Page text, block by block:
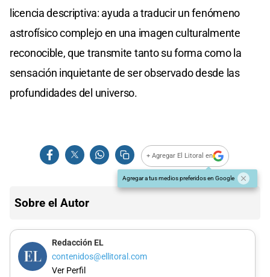
licencia descriptiva: ayuda a traducir un fenómeno
astrofísico complejo en una imagen culturalmente
reconocible, que transmite tanto su forma como la
sensación inquietante de ser observado desde las
profundidades del universo.
+ Agregar El Litoral en
Agregar a tus medios preferidos en Google
Sobre el Autor
Redacción EL
contenidos@ellitoral.com
Ver Perfil